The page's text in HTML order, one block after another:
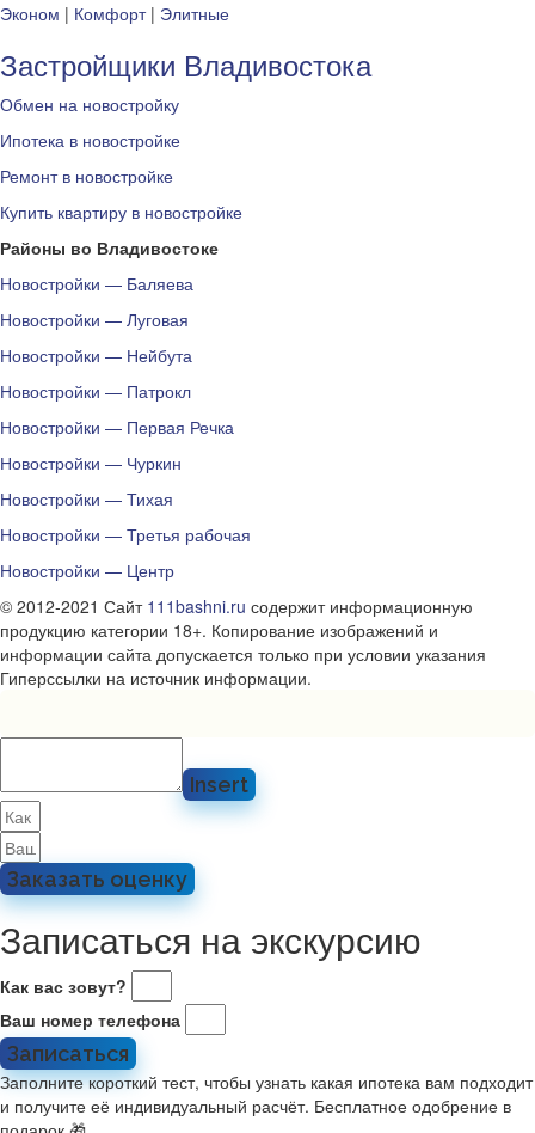
Эконом | Комфорт| Элитные
Застройщики Владивостока
Обмен на новостройку
Ипотека в новостройке
Ремонт в новостройке
Купить квартиру в новостройке
Районы во Владивостоке
Новостройки — Баляева
Новостройки — Луговая
Новостройки — Нейбута
Новостройки — Патрокл
Новостройки — Первая Речка
Новостройки — Чуркин
Новостройки — Тихая
Новостройки — Третья рабочая
Новостройки — Центр
© 2012-2021 Сайт 111bashni.ru содержит информационную
продукцию категории 18+. Копирование изображений и
информации сайта допускается только при условии указания
Гиперссылки на источник информации.
Insert
Заказать оценку
Записаться на экскурсию
Как вас зовут?
Ваш номер телефона
Записаться
Заполните короткий тест, чтобы узнать какая ипотека вам подходит
и получите её индивидуальный расчёт. Бесплатное одобрение в